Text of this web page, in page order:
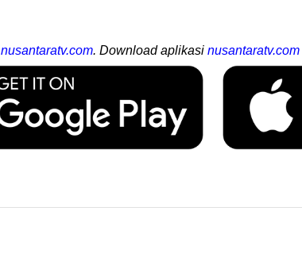
nusantaratv.com. Download aplikasi nusantaratv.com